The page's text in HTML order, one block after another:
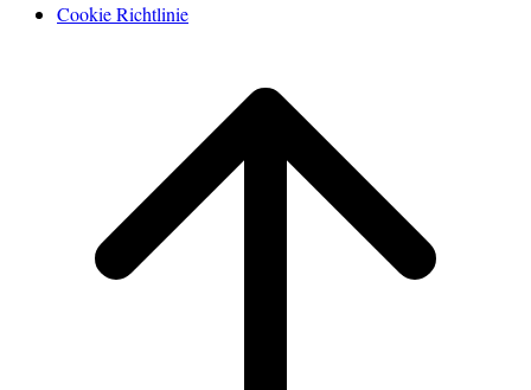
Cookie Richtlinie